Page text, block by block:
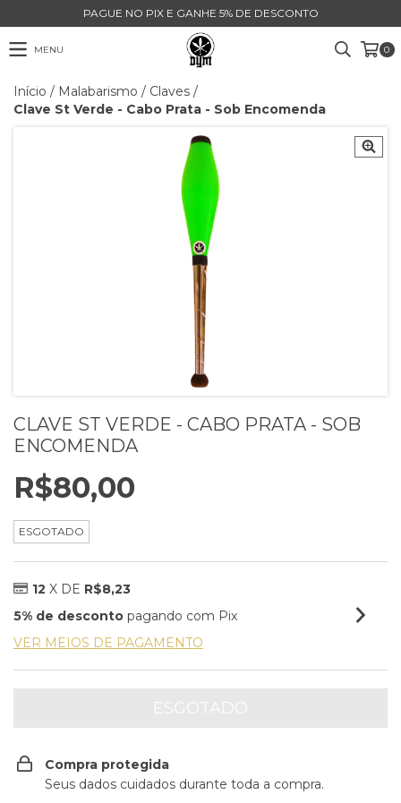
PAGUE NO PIX E GANHE 5% DE DESCONTO
MENU 0
Início / Malabarismo / Claves /
Clave St Verde - Cabo Prata - Sob Encomenda
CLAVE ST VERDE - CABO PRATA - SOB
ENCOMENDA
R$80,00
ESGOTADO
12 X DE R$8,23
5% de desconto pagando com Pix
VER MEIOS DE PAGAMENTO
Compra protegida
Seus dados cuidados durante toda a compra.